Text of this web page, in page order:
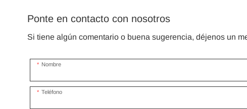
para crear un espacio cautivador y
funcional.
Ponte en contacto con nosotros
Si tiene algún comentario o buena sugerencia, déjenos un
Nombre
Teléfono